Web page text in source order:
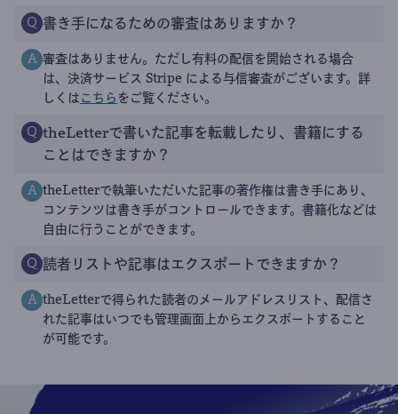
Q 書き手になるための審査はありますか？
A 審査はありません。ただし有料の配信を開始される場合
は、決済サービス Stripe による与信審査がございます。詳
しくは こちら をご覧ください。
Q theLetterで書いた記事を転載したり、書籍にする
ことはできますか？
A theLetterで執筆いただいた記事の著作権は書き手にあり、
コンテンツは書き手がコントロールできます。書籍化などは
自由に行うことができます。
Q 読者リストや記事はエクスポートできますか？
A theLetterで得られた読者のメールアドレスリスト、配信さ
れた記事はいつでも管理画面上からエクスポートすること
が可能です。